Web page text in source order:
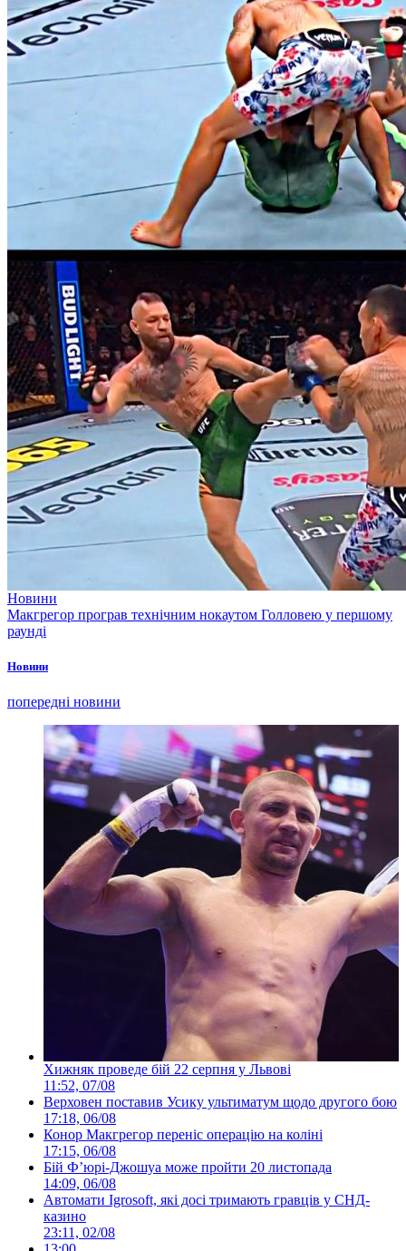
Новини
Макгрегор програв технічним нокаутом Голловею у першому
раунді
Новини
попередні новини
Хижняк проведе бій 22 серпня у Львові
11:52, 07/08
Верховен поставив Усику ультиматум щодо другого бою
17:18, 06/08
Конор Макгрегор переніс операцію на коліні
17:15, 06/08
Бій Ф’юрі-Джошуа може пройти 20 листопада
14:09, 06/08
Автомати Igrosoft, які досі тримають гравців у СНД-
казино
23:11, 02/08